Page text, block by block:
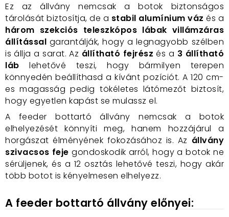
Ez az állvány nemcsak a botok biztonságos
tárolását biztosítja, de a stabil alumínium váz és a
három szekciós teleszkópos lábak villámzáras
állítással garantálják, hogy a legnagyobb szélben
is állja a sarat. Az állítható fejrész és a 3 állítható
láb lehetővé teszi, hogy bármilyen terepen
könnyedén beállíthasd a kívánt pozíciót. A 120 cm-
es magasság pedig tökéletes látómezőt biztosít,
hogy egyetlen kapást se mulassz el.
A feeder bottartó állvány nemcsak a botok
elhelyezését könnyíti meg, hanem hozzájárul a
horgászat élményének fokozásához is. Az állvány
szivacsos feje gondoskodik arról, hogy a botok ne
sérüljenek, és a 12 osztás lehetővé teszi, hogy akár
több botot is kényelmesen elhelyezz.
A feeder bottartó állvány előnyei: